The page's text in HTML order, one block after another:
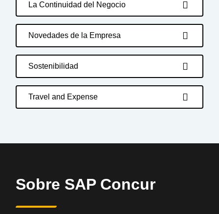
La Continuidad del Negocio
Novedades de la Empresa
Sostenibilidad
Travel and Expense
Sobre SAP Concur